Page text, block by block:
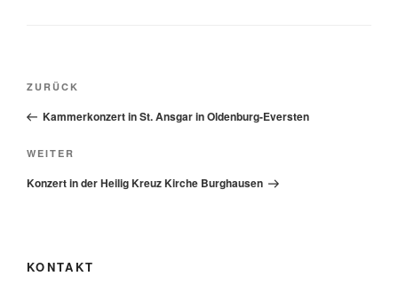
Beitragsnavigation
Vorheriger
Beitrag
ZURÜCK
Kammerkonzert in St. Ansgar in Oldenburg-Eversten
Nächster
Beitrag
WEITER
Konzert in der Heilig Kreuz Kirche Burghausen
KONTAKT